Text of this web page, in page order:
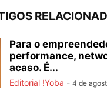
Para o
performance,
acaso. É...
Editorial !Yoba - 4 de